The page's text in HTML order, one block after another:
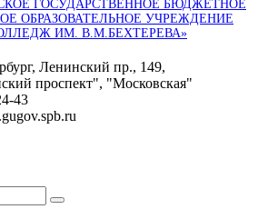
ГОСУДАРСТВЕННОЕ БЮДЖЕТНОЕ
ОБРАЗОВАТЕЛЬНОЕ УЧРЕЖДЕНИЕ
ИМ. В.М.БЕХТЕРЕВА»
Ленинский пр., 149,
проспект", "Московская"
43